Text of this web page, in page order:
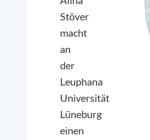
Stöver
macht
an
der
Leuphana
Universität
Lüneburg
einen